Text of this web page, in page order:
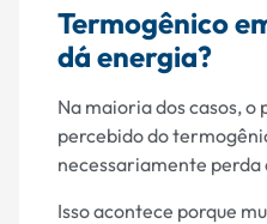
Termogênico
dá energia?
Na maioria dos casos,
percebido do
necessariamente
Isso acontece porque